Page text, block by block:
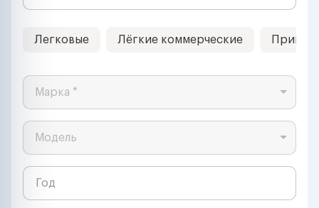
Легковые Лёгкие коммерческие
Марка *
Модель